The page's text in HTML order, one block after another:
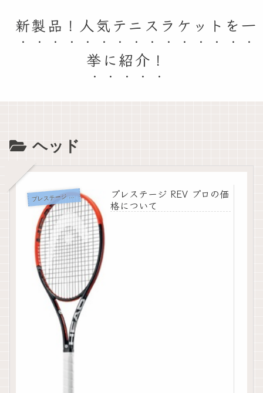
新製品！人気テニスラケットを一
挙に紹介！
ヘッド
プ レステージ REV プロ
プレステージ REV プロの価
格について